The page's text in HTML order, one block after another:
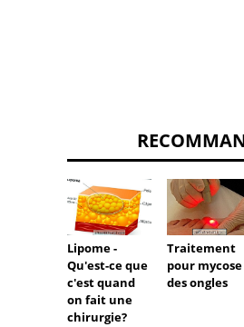
Lipome -
Qu'est-ce que
c'est quand
on fait une
chirurgie?
Traitement
pour mycose
des ongles